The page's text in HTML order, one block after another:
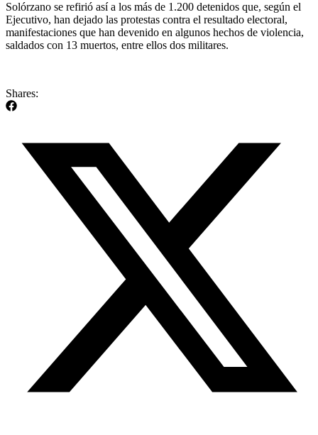
Solórzano se refirió así a los más de 1.200 detenidos que, según el
Ejecutivo, han dejado las protestas contra el resultado electoral,
manifestaciones que han devenido en algunos hechos de violencia,
saldados con 13 muertos, entre ellos dos militares.
Shares: